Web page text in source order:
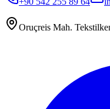
Oruçreis Mah.